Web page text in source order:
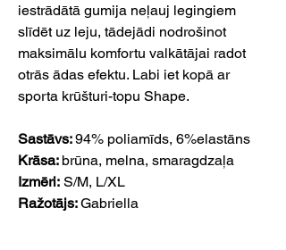
iestrādātā gumija neļauj legingiem
slīdēt uz leju, tādejādi nodrošinot
maksimālu komfortu valkātājai radot
otrās ādas efektu. Labi iet kopā ar
sporta krūšturi-topu Shape.
Sastāvs:94% poliamīds, 6%elastāns
Krāsa: brūna, melna, smaragdzaļa
Izmēri: S/M, L/XL
Ražotājs:Gabriella